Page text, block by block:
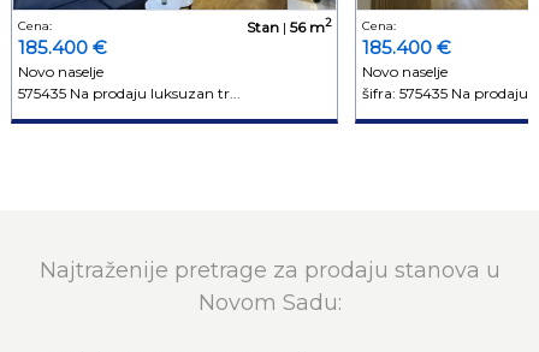
Cena:
185.400 €
Stan| 56 m2
Novo naselje
575435 Na prodaju luksuzan tr...
Cena:
185.400 €
Novo naselje
šifra: 575435 Na prodaju
Najtraženije pretrage za prodaju stanova u
Novom Sadu: